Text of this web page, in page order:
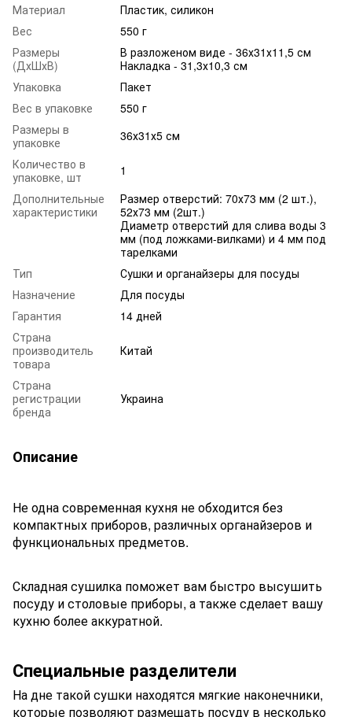
Материал
Пластик, силикон
Вес
550 г
Размеры
(ДхШхВ)
В разложеном виде - 36х31х11,5 см
Накладка - 31,3х10,3 см
Упаковка
Пакет
Вес в упаковке
550 г
Размеры в
упаковке
36х31х5 см
Количество в
упаковке, шт
1
Дополнительные
характеристики
Размер отверстий: 70х73 мм (2 шт.),
52х73 мм (2шт.)
Диаметр отверстий для слива воды 3
мм (под ложками-вилками) и 4 мм под
тарелками
Тип
Сушки и органайзеры для посуды
Назначение
Для посуды
Гарантия
14 дней
Страна
производитель
товара
Китай
Страна
регистрации
бренда
Украина
Описание
Не одна современная кухня не обходится без
компактных приборов, различных органайзеров и
функциональных предметов.
Складная сушилка поможет вам быстро высушить
посуду и столовые приборы, а также сделает вашу
кухню более аккуратной.
Специальные разделители
На дне такой сушки находятся мягкие наконечники,
которые позволяют размещать посуду в несколько